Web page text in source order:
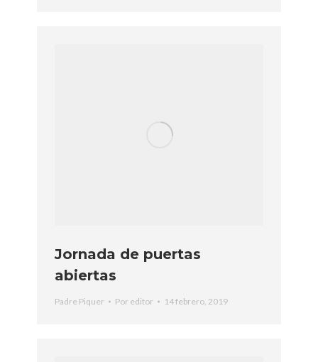
Jornada de puertas
abiertas
Padre Piquer Por editor 14 febrero, 2019